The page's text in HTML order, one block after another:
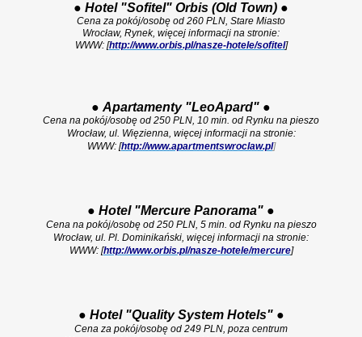
● Hotel "Sofitel" Orbis (Old Town) ●
Cena za pokój/osobę od 260 PLN, Stare Miasto
Wrocław, Rynek, więcej informacji na stronie:
WWW: [http://www.orbis.pl/nasze-hotele/sofitel]
● Apartamenty "LeoApard" ●
Cena na pokój/osobę od 250 PLN, 10 min. od Rynku na pieszo
Wrocław, ul. Więzienna, więcej informacji na stronie:
WWW: [http://www.apartmentswroclaw.pl]
● Hotel "Mercure Panorama" ●
Cena na pokój/osobę od 250 PLN, 5 min. od Rynku na pieszo
Wrocław, ul. Pl. Dominikański, więcej informacji na stronie:
WWW: [http://www.orbis.pl/nasze-hotele/mercure]
● Hotel "Quality System Hotels" ●
Cena za pokój/osobę od 249 PLN, poza centrum